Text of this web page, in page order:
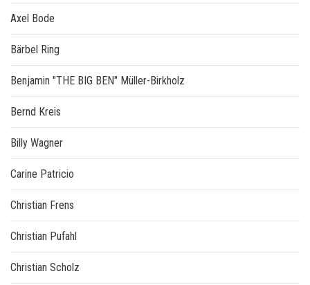
Axel Bode
Bärbel Ring
Benjamin "THE BIG BEN" Müller-Birkholz
Bernd Kreis
Billy Wagner
Carine Patricio
Christian Frens
Christian Pufahl
Christian Scholz